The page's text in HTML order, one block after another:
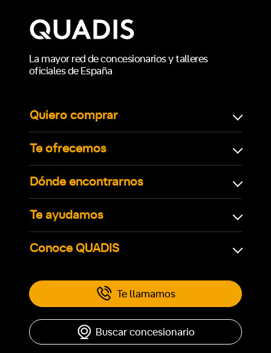
La mayor red de concesionarios y talleres
oficiales de España
Quiero comprar
Te ofrecemos
Dónde encontrarnos
Te ayudamos
Conoce QUADIS
Te llamamos
Buscar concesionario